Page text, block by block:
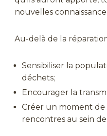
nouvelles
Au-delà de la
Sensibiliser la
déchets;
Encourager la
Créer un moment
rencontres au sein